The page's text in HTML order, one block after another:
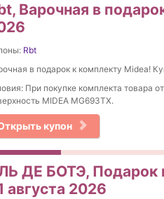
Варочная в
Rbt
в подарок к комплекту Midea!
При покупке комплекта товара
MIDEA MG693TX.
купон
ДЕ БОТЭ, Подарок
августа 2026